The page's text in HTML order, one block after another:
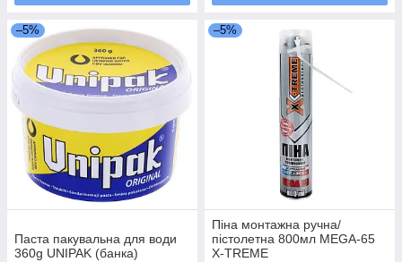
–5%
Паста пакувальна для води
360g UNIPAK (банка)
–5%
Піна монтажна ручна/
пістолетна 800мл MEGA-65
X-TREME